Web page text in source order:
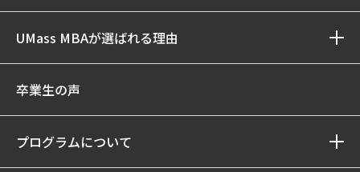
UMass MBAが選ばれる理由
卒業生の声
プログラムについて